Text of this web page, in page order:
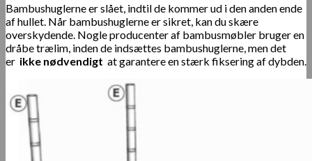
Bambushuglerne er slået, indtil de kommer ud i den anden ende
af hullet. Når bambushuglerne er sikret, kan du skære
overskydende. Nogle producenter af bambusmøbler bruger en
dråbe trælim, inden de indsættes bambushuglerne, men det
er ikke nødvendigt at garantere en stærk fiksering af dybden.